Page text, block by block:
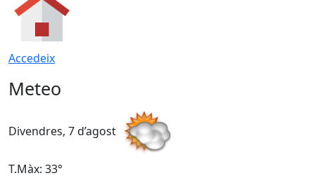
Accedeix
Meteo
Divendres, 7 d’agost
T.Màx: 33°